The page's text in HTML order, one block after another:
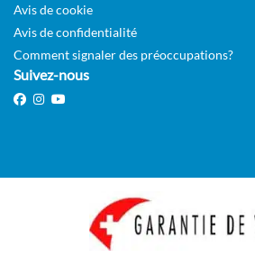
Avis de cookie
Avis de confidentialité
Comment signaler des préoccupations?
Suivez-nous